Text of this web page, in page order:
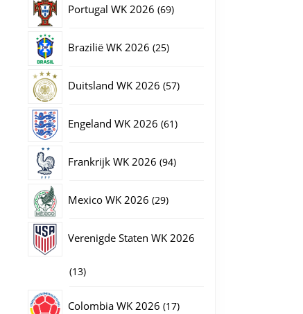
Portugal WK 2026 6969
Brazilië WK 2026 2525
Duitsland WK 2026 5757
Engeland WK 2026 6161
Frankrijk WK 2026 9494
Mexico WK 2026 2929
Verenigde Staten WK 2026
1313
producten
Colombia WK 2026 1717